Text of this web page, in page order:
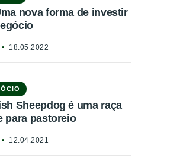
nova forma de investir
18.05.2022
Sheepdog é uma raça
para pastoreio
12.04.2021